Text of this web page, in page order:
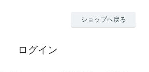
ショップへ戻る
ログイン